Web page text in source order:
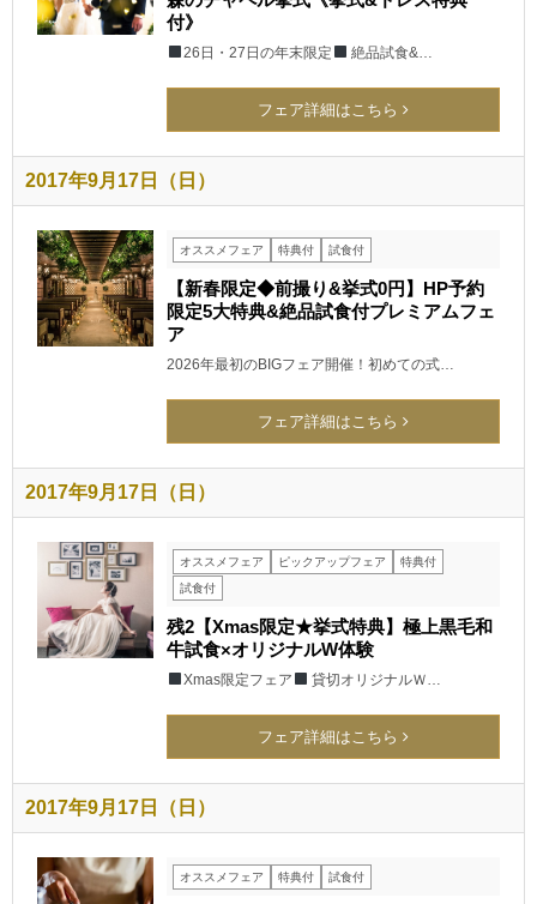
付》
26日・27日の年末限定 絶品試食&…
フェア詳細はこちら
2017年9月17日（日）
オススメフェア 特典付 試食付
【新春限定◆前撮り&挙式0円】HP予約
限定5大特典&絶品試食付プレミアムフェ
ア
2026年最初のBIGフェア開催！初めての式…
フェア詳細はこちら
2017年9月17日（日）
オススメフェア ピックアップフェア
特典付
試食付
残2【Xmas限定★挙式特典】極上黒毛和
牛試食×オリジナルW体験
Xmas限定フェア 貸切オリジナルＷ…
フェア詳細はこちら
2017年9月17日（日）
オススメフェア 特典付 試食付